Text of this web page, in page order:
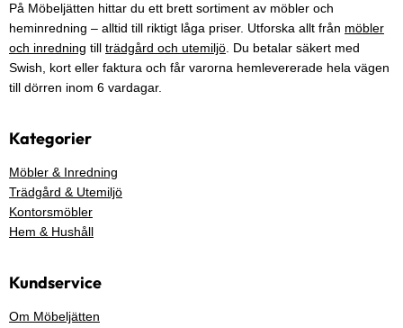
På Möbeljätten hittar du ett brett sortiment av möbler och
heminredning – alltid till riktigt låga priser. Utforska allt från möbler
och inredning till trädgård och utemiljö. Du betalar säkert med
Swish, kort eller faktura och får varorna hemlevererade hela vägen
till dörren inom 6 vardagar.
Kategorier
Möbler & Inredning
Trädgård & Utemiljö
Kontorsmöbler
Hem & Hushåll
Kundservice
Om Möbeljätten